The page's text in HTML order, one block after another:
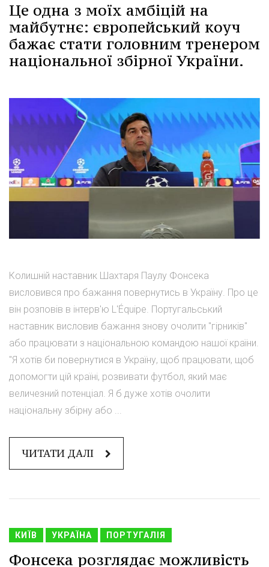
Це одна з моїх амбіцій на
майбутнє: європейський коуч
бажає стати головним тренером
національної збірної України.
Колишній наставник Шахтаря Паулу Фонсека
висловився про бажання повернутись в Україну. Про це
він розповів в інтерв'ю L'Équipe. Португальський
наставник висловив бажання знову очолити "гірників"
або працювати з національною командою нашої країни.
"Я хотів би повернутися в Україну, щоб працювати, щоб
допомогти цій країні, розвивати футбол, який має
величезний потенціал. Я б дуже хотів очолити
національну збірну або ...
ЧИТАТИ ДАЛІ
КИЇВ УКРАЇНА ПОРТУГАЛІЯ
Фонсека розглядає можливість